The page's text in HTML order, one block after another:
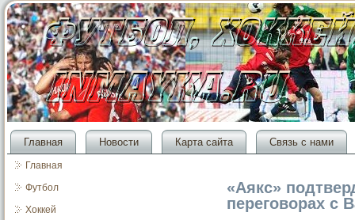
Главная Новости Карта сайта Связь с нами
Главная
Футбол
Хоккей
«Аякс»
переговорах с